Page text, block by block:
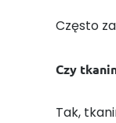
Często
Czy
Tak,